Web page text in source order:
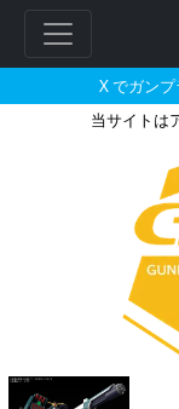
X でガン
当サイトは
ビギナ・
ー